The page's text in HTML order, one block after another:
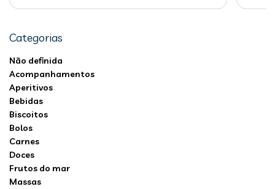
Categorias
Não definida
Acompanhamentos
Aperitivos
Bebidas
Biscoitos
Bolos
Carnes
Doces
Frutos do mar
Massas